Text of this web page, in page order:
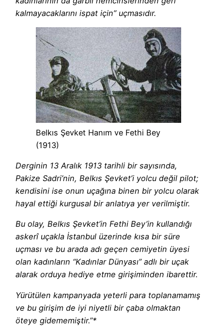
kalmayacaklarını ispat için” uçmasıdır.
Belkıs Şevket Hanım ve Fethi Bey
(1913)
Derginin 13 Aralık 1913 tarihli bir sayısında,
Pakize Sadri’nin, Belkıs Şevket’i yolcu değil pilot;
kendisini ise onun uçağına binen bir yolcu olarak
hayal ettiği kurgusal bir anlatıya yer verilmiştir.
Bu olay, Belkıs Şevket’in Fethi Bey’in kullandığı
askerî uçakla İstanbul üzerinde kısa bir süre
uçması ve bu arada adı geçen cemiyetin üyesi
olan kadınların “Kadınlar Dünyası” adlı bir uçak
alarak orduya hediye etme girişiminden ibarettir.
Yürütülen kampanyada yeterli para toplanamamış
ve bu girişim de iyi niyetli bir çaba olmaktan
öteye gidememiştir.”*